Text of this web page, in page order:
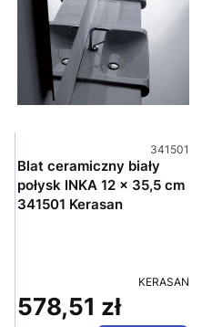
Kod produktu
341501
Blat ceramiczny biały
połysk INKA 12 x 35,5 cm
341501 Kerasan
PRODUCENT
KERASAN
Cena
578,51 zł